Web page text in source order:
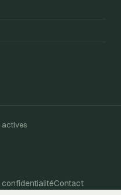
actives
confidentialitéContact